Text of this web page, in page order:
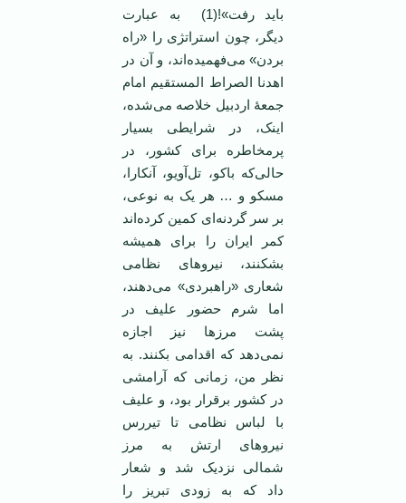
باید رفت»!(1) به عبارت
دیگر، چون استراتژی را «راه
بردن» می‌فهمیده‌اند، و آن در
اهدنا الصراط المستقیم امام
جمعۀ اردبیل خلاصه می‌شده،
اینک، در شرایطی بسیار
پرمخاطره برای کشور، در
حالی‌که باکو، تل‌آویو، آنکارا،
مسکو و … هر یک به نوعی،
بر سر گردنه‌ای کمین کرده‌اند
کمر ایران را برای همیشه
بشکنند، نیروهای نظامی
شعاری «راهبردی» می‌دهند،
اما شرم حضور علیف در
پشت مرزها نیز اجازه
نمی‌دهد که اقدامی بکنند. به
نظر من، زمانی که آرامشی
در کشور برقرار بود، و علیف
با لباس نظامی تا تیررس
نیروهای ارتش به مرز
شمالی نزدیک شد و شعار
داد که به زودی تبریز را